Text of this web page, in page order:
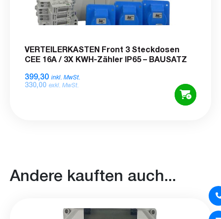
VERTEILERKASTEN Front 3 Steckdosen
CEE 16A / 3X KWH-Zähler IP65 – BAUSATZ
399,30 inkl. MwSt.
330,00 exkl. MwSt.
Andere kauften auch...